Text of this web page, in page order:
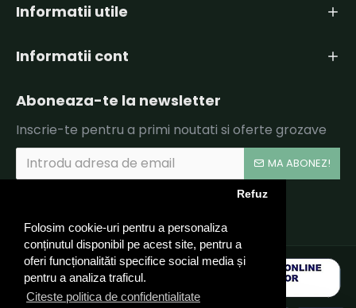
Folosim cookie-uri pentru a personaliza
conținutul disponibil pe acest site, pentru a
oferi funcționalităti specifice social media și
pentru a analiza traficul.
Citeste politica de confidentialitate
Refuz
Informatii utile
Informatii cont
Aboneaza-te la newsletter
Inscrie-te pentru a primi noutati si oferte grozave
MA ABONEZ!